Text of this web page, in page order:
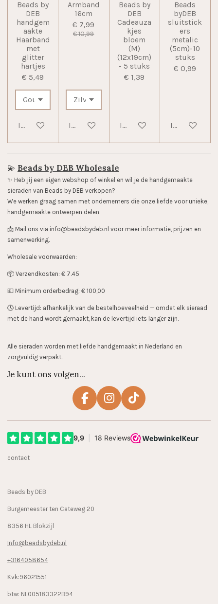
Beads by
DEB
handgem
aakte
Haarband
met
glitter
hartjes
€ 5,49
In winkelwagen
Armband
16cm
€ 7,99
€ 10,99
In winkelwagen
Beads by
DEB
Cadeauza
kjes
bloem
(M)
(12x19cm)
- 5 stuks
€ 1,39
In winkelwagen
Beads
byDEB
sluitstick
ers
metalic
(5cm)-10
stuks
€ 0,99
In
💫 Beads by DEB Wholesale
✨️ Heb jij een eigen webshop of winkel en wil je de handgemaakte
sieraden van Beads by DEB verkopen?
We werken graag samen met ondernemers die onze liefde voor unieke,
handgemaakte ontwerpen delen.
📩 Mail ons via info@beadsbydeb.nl voor meer informatie, prijzen en
samenwerking.
Wholesale voorwaarden:
📦 Verzendkosten: € 7.45
💶 Minimum orderbedrag: € 100,00
🕓 Levertijd: afhankelijk van de bestelhoeveelheid — omdat elk sieraad
met de hand wordt gemaakt, kan de levertijd iets langer zijn.
Alle sieraden worden met liefde handgemaakt in Nederland en
zorgvuldig verpakt.
Je kunt ons volgen...
F
e
I
t
T
T
contact
Beads by DEB
Burgemeester ten Cateweg 20
8356 HL Blokzijl
Info@beadsbydeb.nl
+3164058654
Kvk:96021551
btw: NL005183322B94